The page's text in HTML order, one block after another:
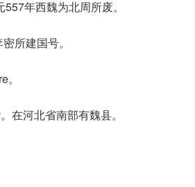
年西魏为北周所废。
所建国号。
在河北省南部有魏县。